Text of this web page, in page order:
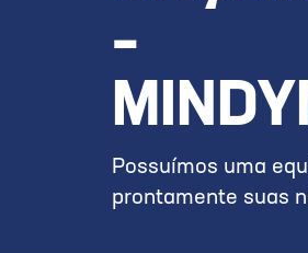
–
Possuímos uma
prontamente suas